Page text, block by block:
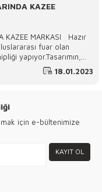
KAZEE
KAZEE MARKASI Hazır
fuar olan
yapıyor.Tasarımın,
tüm dünyada ses
Fashion Connection,
18.01.2023
için e-bültenimize
KAYIT OL